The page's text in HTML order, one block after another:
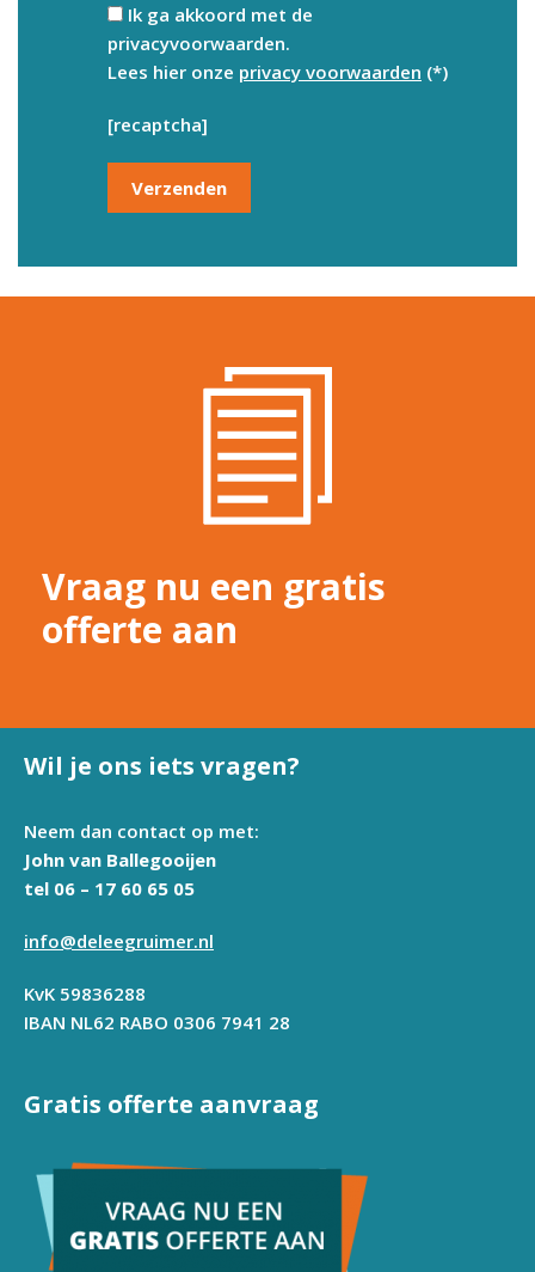
Ik ga akkoord met de
privacyvoorwaarden.
Lees hier onze privacy voorwaarden (*)
[recaptcha]
Vraag nu een gratis
offerte aan
Wil je ons iets vragen?
Neem dan contact op met:
John van Ballegooijen
tel 06 – 17 60 65 05
info@deleegruimer.nl
KvK 59836288
IBAN NL62 RABO 0306 7941 28
Gratis offerte aanvraag